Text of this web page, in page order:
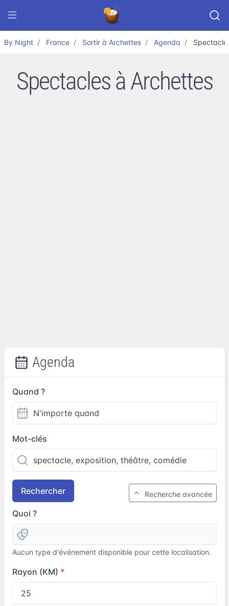
By Night France Sortir à Archettes Agenda Spectacle
Spectacles à Archettes
Agenda
Quand ?
Mot-clés
Rechercher Recherche avancée
Quoi ?
Aucun type d'événement disponible pour cette localisation.
Rayon (KM)